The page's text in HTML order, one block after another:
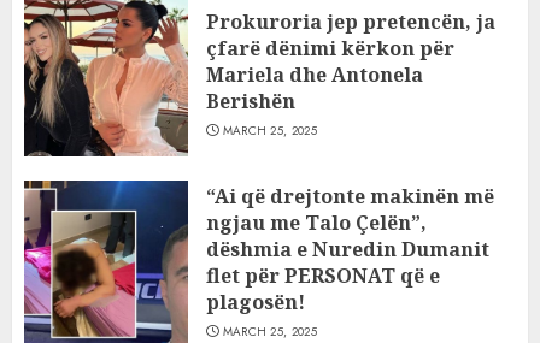
Prokuroria jep pretencën, ja
çfarë dënimi kërkon për
Mariela dhe Antonela
Berishën
MARCH 25, 2025
“Ai që drejtonte makinën më
ngjau me Talo Çelën”,
dëshmia e Nuredin Dumanit
flet për PERSONAT që e
plagosën!
MARCH 25, 2025